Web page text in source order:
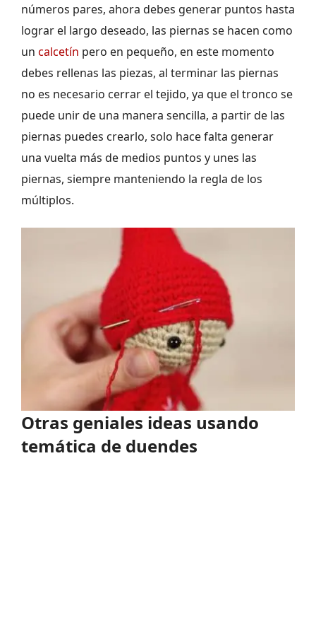
números pares, ahora debes generar puntos hasta
lograr el largo deseado, las piernas se hacen como
un calcetín pero en pequeño, en este momento
debes rellenas las piezas, al terminar las piernas
no es necesario cerrar el tejido, ya que el tronco se
puede unir de una manera sencilla, a partir de las
piernas puedes crearlo, solo hace falta generar
una vuelta más de medios puntos y unes las
piernas, siempre manteniendo la regla de los
múltiplos.
Otras geniales ideas usando
temática de duendes